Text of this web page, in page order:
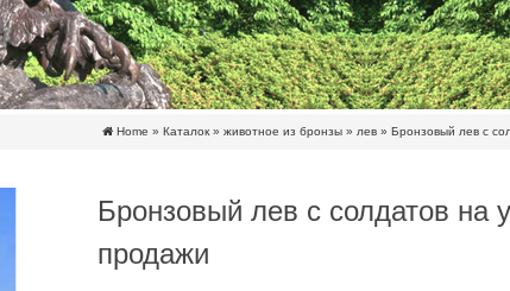
Home » Каталок » животное из бронзы » лев » Бронзовый лев с
Бронзовый лев с солдатов на
продажи